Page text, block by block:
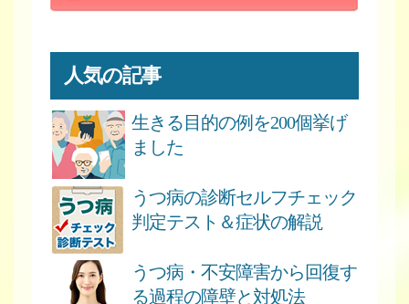
人気の記事
生きる目的の例を200個挙げ
ました
うつ病の診断セルフチェック
判定テスト＆症状の解説
うつ病・不安障害から回復す
る過程の障壁と対処法